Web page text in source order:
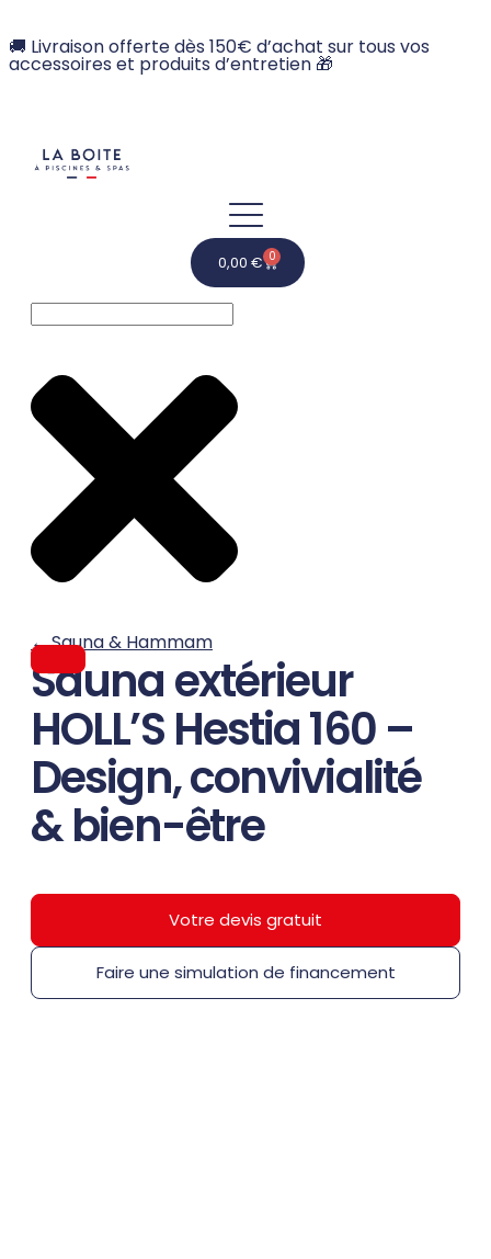
🚚 Livraison offerte dès 150€ d’achat sur tous vos
accessoires et produits d’entretien 🎁
0,00 € 0
←Sauna & Hammam
Sauna extérieur
HOLL’S Hestia 160 –
Design, convivialité
& bien-être
Votre devis gratuit
Faire une simulation de financement